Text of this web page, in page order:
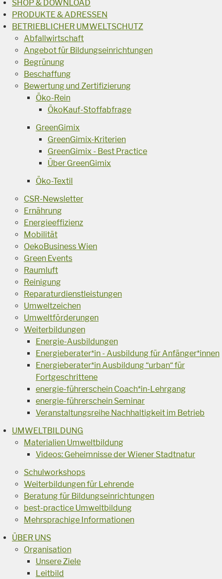
SHOP & DOWNLOAD
PRODUKTE & ADRESSEN
BETRIEBLICHER UMWELTSCHUTZ
Abfallwirtschaft
Angebot für Bildungseinrichtungen
Begrünung
Beschaffung
Bewertung und Zertifizierung
Öko-Rein
ÖkoKauf-Stoffabfrage
GreenGimix
GreenGimix-Kriterien
GreenGimix - Best Practice
Über GreenGimix
Öko-Textil
CSR-Newsletter
Ernährung
Energieeffizienz
Mobilität
OekoBusiness Wien
Green Events
Raumluft
Reinigung
Reparaturdienstleistungen
Umweltzeichen
Umweltförderungen
Weiterbildungen
Energie-Ausbildungen
Energieberater*in - Ausbildung für Anfänger*innen
Energieberater*in Ausbildung “urban“ für
Fortgeschrittene
energie-führerschein Coach*in-Lehrgang
energie-führerschein Seminar
Veranstaltungsreihe Nachhaltigkeit im Betrieb
UMWELTBILDUNG
Materialien Umweltbildung
Videos: Geheimnisse der Wiener Stadtnatur
Schulworkshops
Weiterbildungen für Lehrende
Beratung für Bildungseinrichtungen
best-practice Umweltbildung
Mehrsprachige Informationen
ÜBER UNS
Organisation
Unsere Ziele
Leitbild